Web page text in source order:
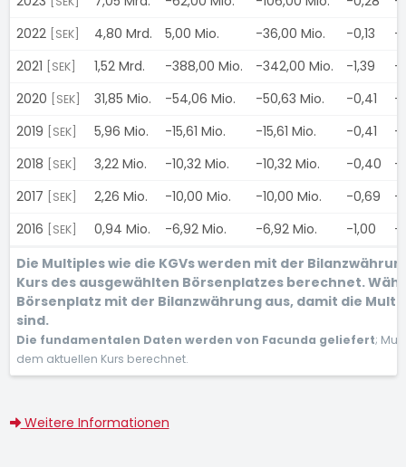
2022
[SEK] 4,80 Mrd. 5,00 Mio. -36,00 Mio. -0,13
-
2021
[SEK] 1,52 Mrd. -388,00 Mio. -342,00 Mio. -1,39
-
2020
[SEK] 31,85 Mio. -54,06 Mio. -50,63 Mio. -0,41
-
2019
[SEK] 5,96 Mio. -15,61 Mio. -15,61 Mio. -0,41
-
2018
[SEK] 3,22 Mio. -10,32 Mio. -10,32 Mio. -0,40
-
2017
[SEK] 2,26 Mio. -10,00 Mio. -10,00 Mio. -0,69
-
2016
[SEK] 0,94 Mio. -6,92 Mio. -6,92 Mio. -1,00
-
Die Multiples wie die KGVs werden mit der
Kurs des ausgewählten Börsenplatzes berechnet.
Börsenplatz mit der Bilanzwährung aus, damit die
sind.
Die fundamentalen Daten werden von Facunda geliefert;
dem aktuellen Kurs berechnet.
Weitere Informationen